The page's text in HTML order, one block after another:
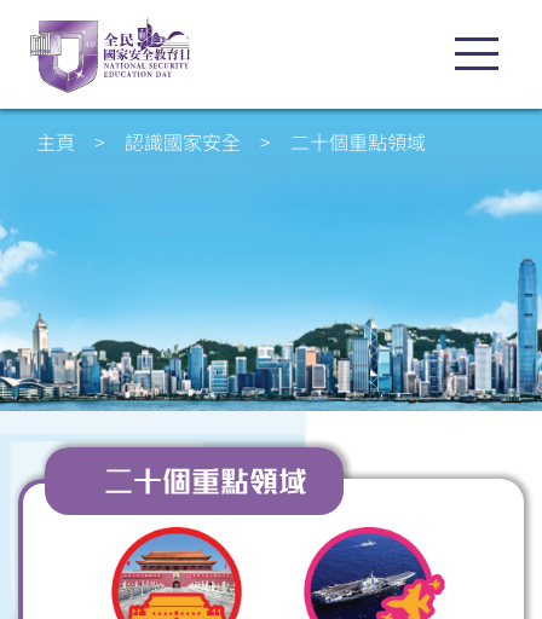
主頁 > 認識國家安全 > 二十個重點領域